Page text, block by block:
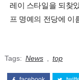
레이 스타일을 되찾
프 명예의 전당에 이
Tags: News top